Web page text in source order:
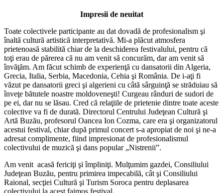
Impresii de neuitat
Toate colectivele participante au dat dovadă de profesionalism şi
înaltă cultură artistică interpretativă. Mi-a plăcut atmosfera
prietenoasă stabilită chiar de la deschiderea festivalului, pentru că
toţi erau de părerea că nu am venit să concurăm, dar am venit să
învăţăm. Am făcut schimb de experienţă cu dansatorii din Algeria,
Grecia, Italia, Serbia, Macedonia, Cehia şi România. De i-aţi fi
văzut pe dansatorii greci şi algerieni cu câtă sârguinţă se străduiau să
înveţe bătutele noastre moldoveneşti! Curgeau rânduri de sudori de
pe ei, dar nu se lăsau. Cred că relaţiile de prietenie dintre toate aceste
colective va fi de durată. Directorul Centrului Judeţean Cultură şi
Artă Buzău, profesorul Oancea Ion Cozma, care era şi organizatorul
acestui festival, chiar după primul concert s-a apropiat de noi şi ne-a
adresat complimente, fiind impresionat de profesionalismul
colectivului de muzică şi dans popular „Nistrenii”.
Am venit acasă fericiţi şi împliniţi. Mulţumim gazdei, Consiliului
Judeţean Buzău, pentru primirea impecabilă, cât şi Consiliului
Raional, secţiei Cultură şi Turism Soroca pentru deplasarea